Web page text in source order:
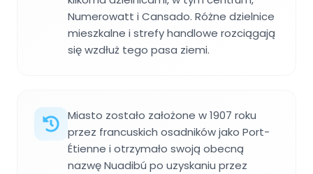
Numerowatt i Cansado. Różne dzielnice
mieszkalne i strefy handlowe rozciągają
się wzdłuż tego pasa ziemi.
Miasto zostało założone w 1907 roku
przez francuskich osadników jako Port-
Étienne i otrzymało swoją obecną
nazwę Nuadibú po uzyskaniu przez